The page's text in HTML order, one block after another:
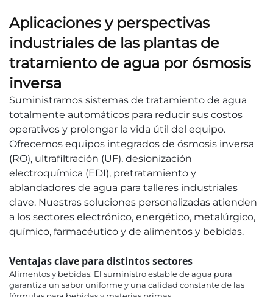
Aplicaciones y perspectivas
industriales de las plantas de
tratamiento de agua por ósmosis
inversa
Suministramos sistemas de tratamiento de agua
totalmente automáticos para reducir sus costos
operativos y prolongar la vida útil del equipo.
Ofrecemos equipos integrados de ósmosis inversa
(RO), ultrafiltración (UF), desionización
electroquímica (EDI), pretratamiento y
ablandadores de agua para talleres industriales
clave. Nuestras soluciones personalizadas atienden
a los sectores electrónico, energético, metalúrgico,
químico, farmacéutico y de alimentos y bebidas.
Ventajas clave para distintos sectores
Alimentos y bebidas: El suministro estable de agua pura
garantiza un sabor uniforme y una calidad constante de las